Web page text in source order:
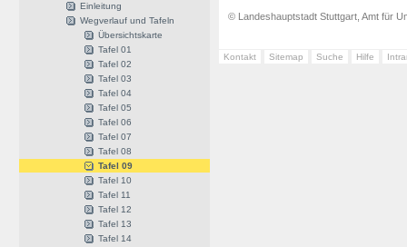
Einleitung
Wegverlauf und Tafeln
Übersichtskarte
Tafel 01
Tafel 02
Tafel 03
Tafel 04
Tafel 05
Tafel 06
Tafel 07
Tafel 08
Tafel 09
Tafel 10
Tafel 11
Tafel 12
Tafel 13
Tafel 14
© Landeshauptstadt Stuttgart, Amt für
Kontakt Sitemap Suche Hilfe